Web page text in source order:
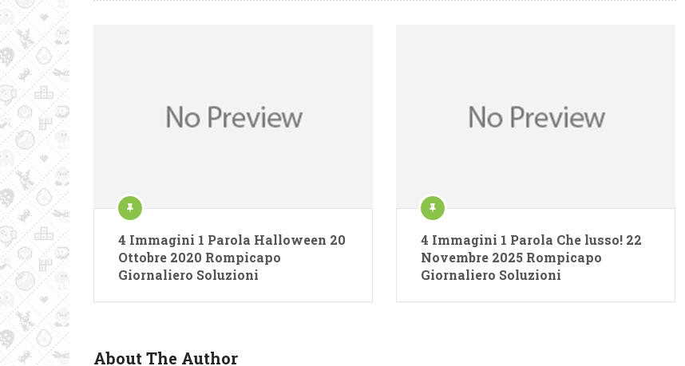
4 Immagini 1 Parola Halloween 20
Ottobre 2020 Rompicapo
Giornaliero Soluzioni
4 Immagini 1 Parola Che lusso! 22
Novembre 2025 Rompicapo
Giornaliero Soluzioni
About The Author